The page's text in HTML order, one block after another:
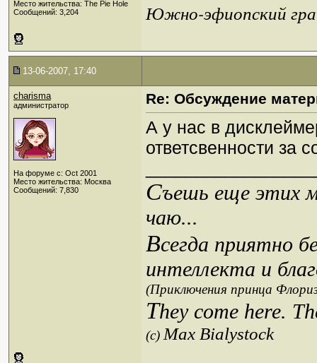
Место жительства: The Pie Hole
Сообщений: 3,204
Южно-эфиопский
13-06-2007, 17:40
charisma
администратор
На форуме с: Oct 2001
Место жительства: Москва
Сообщений: 7,830
Re: Обсуждение
А у нас в
ответсвенности за
Съешь еще этих
чаю...
Всегда приятно
интеллекта и
(Приключения принца
They come here.
(c)Max Bialystock